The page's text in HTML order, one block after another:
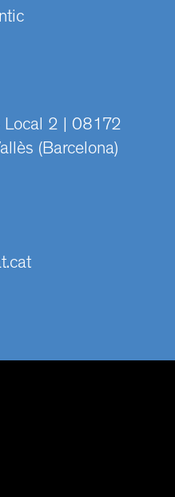
Local 2 | 08172
(Barcelona)